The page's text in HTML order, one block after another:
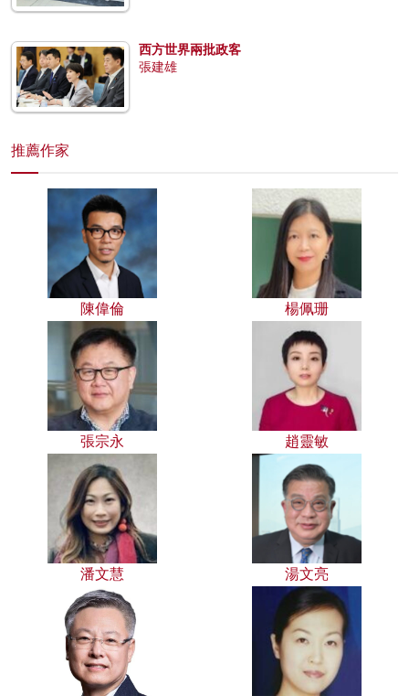
西方世界兩批政客
張建雄
推薦作家
陳偉倫 楊佩珊
張宗永 趙靈敏
潘文慧 湯文亮